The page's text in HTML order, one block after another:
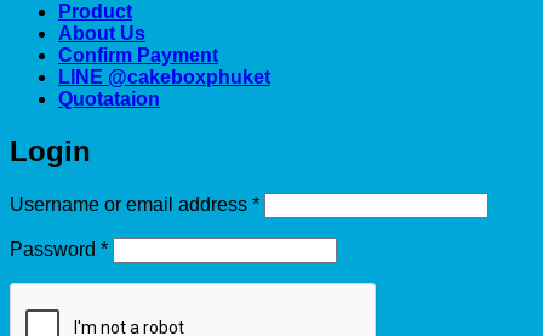
Product
About Us
Confirm Payment
LINE @cakeboxphuket
Quotataion
Login
Username or email address *Required
Password *Required